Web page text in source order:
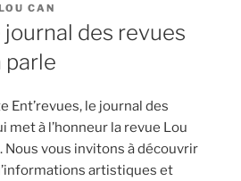
CAN
journal des revues
parle
Ent’revues, le journal des
met à l’honneur la revue Lou
Nous vous invitons à découvrir
artistiques et